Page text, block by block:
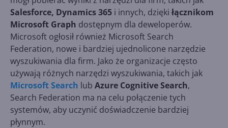
Salesforce, Dynamics 365 i innych, dzięki łącznikom
Microsoft Graph dostępnym dla deweloperów.
Microsoft ogłosił również Microsoft Search
Federation, nowe i bardziej ujednolicone narzędzie
wyszukiwania dla firm. Jako że organizacje często
używają różnych narzędzi wyszukiwania, takich jak
Microsoft Search lub Azure Cognitive Search,
Search Federation ma na celu połączenie tych
systemów, aby uczynić doświadczenie bardziej
płynnym.